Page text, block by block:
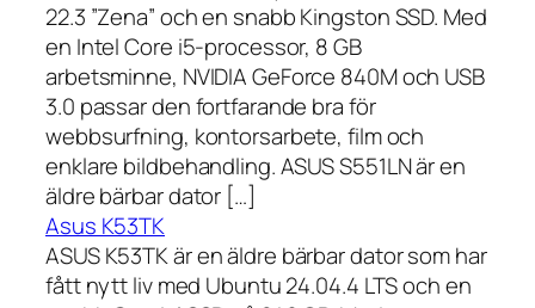
22.3 ”Zena” och en snabb Kingston SSD. Med
en Intel Core i5-processor, 8 GB
arbetsminne, NVIDIA GeForce 840M och USB
3.0 passar den fortfarande bra för
webbsurfning, kontorsarbete, film och
enklare bildbehandling. ASUS S551LN är en
äldre bärbar dator […]
Asus K53TK
ASUS K53TK är en äldre bärbar dator som har
fått nytt liv med Ubuntu 24.04.4 LTS och en